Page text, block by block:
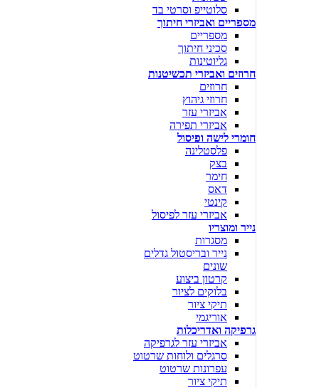
סלוטייפ וסרטי בד
מספריים ואביזרי חיתוך
מספריים
סכיני חיתוך
גליוטינות
חרוזים ואביזרי תכשיטנות
חרוזים
חרוזי גיהוץ
אביזרי עזר
אביזרי תפירה
חומרי לישה ופיסול
פלסטלינה
בצק
חימר
דאס
קינטי
אביזרי עזר לפיסול
נייר ומוצריו
מסגרות
נייר ובריסטול גדלים
שונים
קרטון ביצוע
בלוקים לציור
תיקי ציור
אוריגמי
גרפיקה ואדריכלות
אביזרי עזר לגרפיקה
סרגלים ולוחות שרטוט
עפרונות שרטוט
תיקי ציור